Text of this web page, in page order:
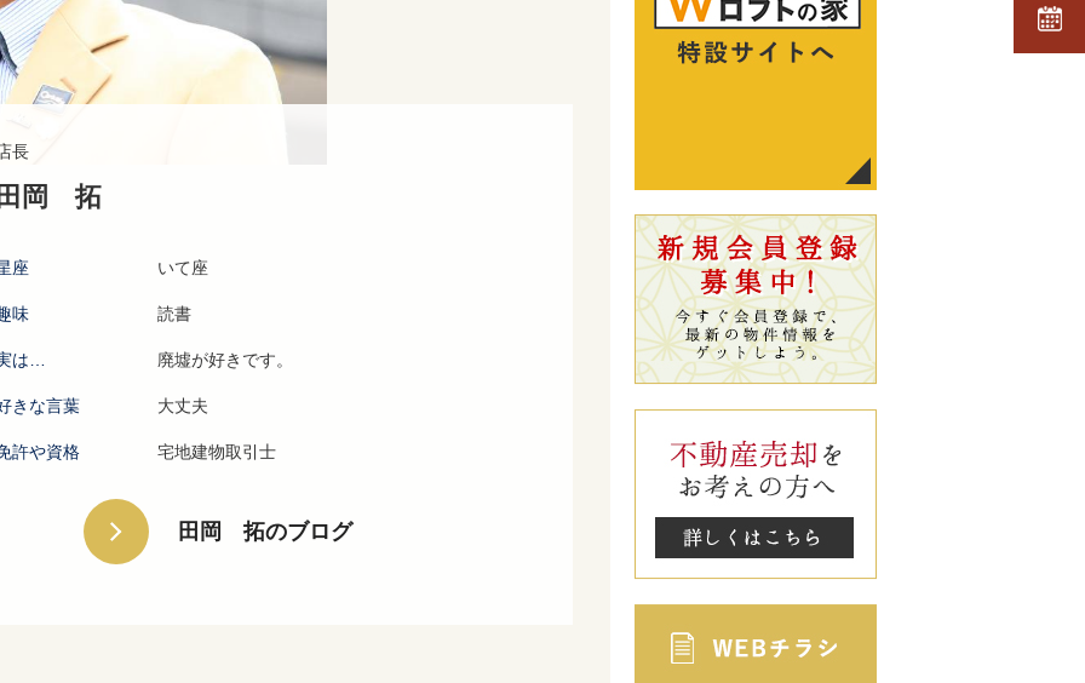
長
岡 拓
座 いて座
味 読書
は… 廃墟が好きです。
きな言葉 大丈夫
許や資格 宅地建物取引士
田岡 拓のブログ